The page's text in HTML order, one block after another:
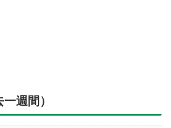
週間）